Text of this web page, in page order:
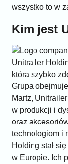
wszystko to w
Kim jest
Unitrailer
która szybko
Grupa
Martz,
w produkcji i
oraz
technologiom i
Holding stał
w Europie. Ich